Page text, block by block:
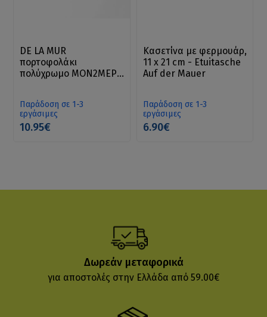
DE LA MUR
πορτοφολάκι
πολύχρωμο ΜΟΝ2ΜΕΡΑ
Παράδοση σε 1-3
εργάσιμες
10.95€
Κασετίνα με φερμουάρ,
11 x 21 cm - Etuitasche
Auf der Mauer
Παράδοση σε 1-3
εργάσιμες
6.90€
Δωρεάν μεταφορικά
για αποστολές στην Ελλάδα από 59.00€